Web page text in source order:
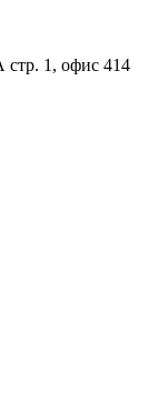
стр. 1, офис 414